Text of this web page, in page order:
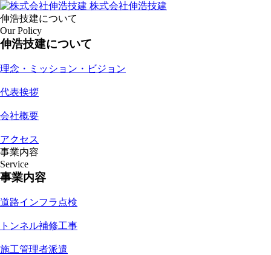
株式会社伸浩技建
伸浩技建について
Our Policy
伸浩技建について
理念・ミッション・ビジョン
代表挨拶
会社概要
アクセス
事業内容
Service
事業内容
道路インフラ点検
トンネル補修工事
施工管理者派遣